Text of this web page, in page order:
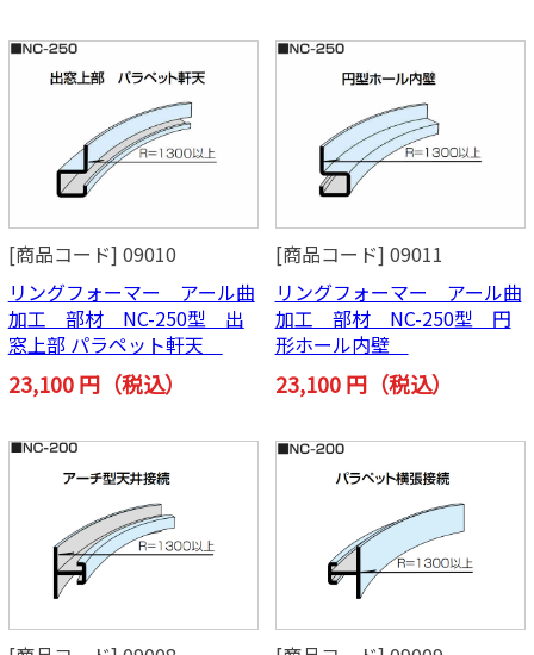
[商品コード] 09010
リングフォーマー アール曲
加工 部材 NC-250型 出
窓上部 パラペット軒天
23,100 円（税込）
[商品コード] 09011
リングフォーマー アール曲
加工 部材 NC-250型 円
形ホール内壁
23,100 円（税込）